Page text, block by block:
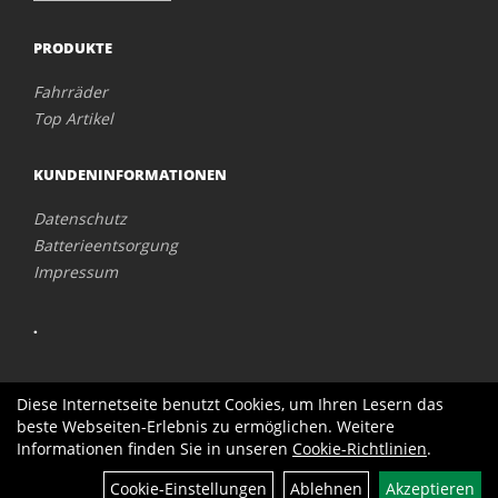
PRODUKTE
Fahrräder
Top Artikel
KUNDENINFORMATIONEN
Datenschutz
Batterieentsorgung
Impressum
.
Diese Internetseite benutzt Cookies, um Ihren Lesern das
beste Webseiten-Erlebnis zu ermöglichen. Weitere
Informationen finden Sie in unseren Cookie-Richtlinien.
Cookie-Einstellungen
Ablehnen Akzeptieren